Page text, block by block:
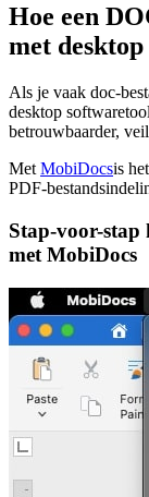
Hoe een
met
Als je vaak doc-
desktop
betrouwbaarder,
Met MobiDocsis
PDF-
Stap-voor-stap
met MobiDocs